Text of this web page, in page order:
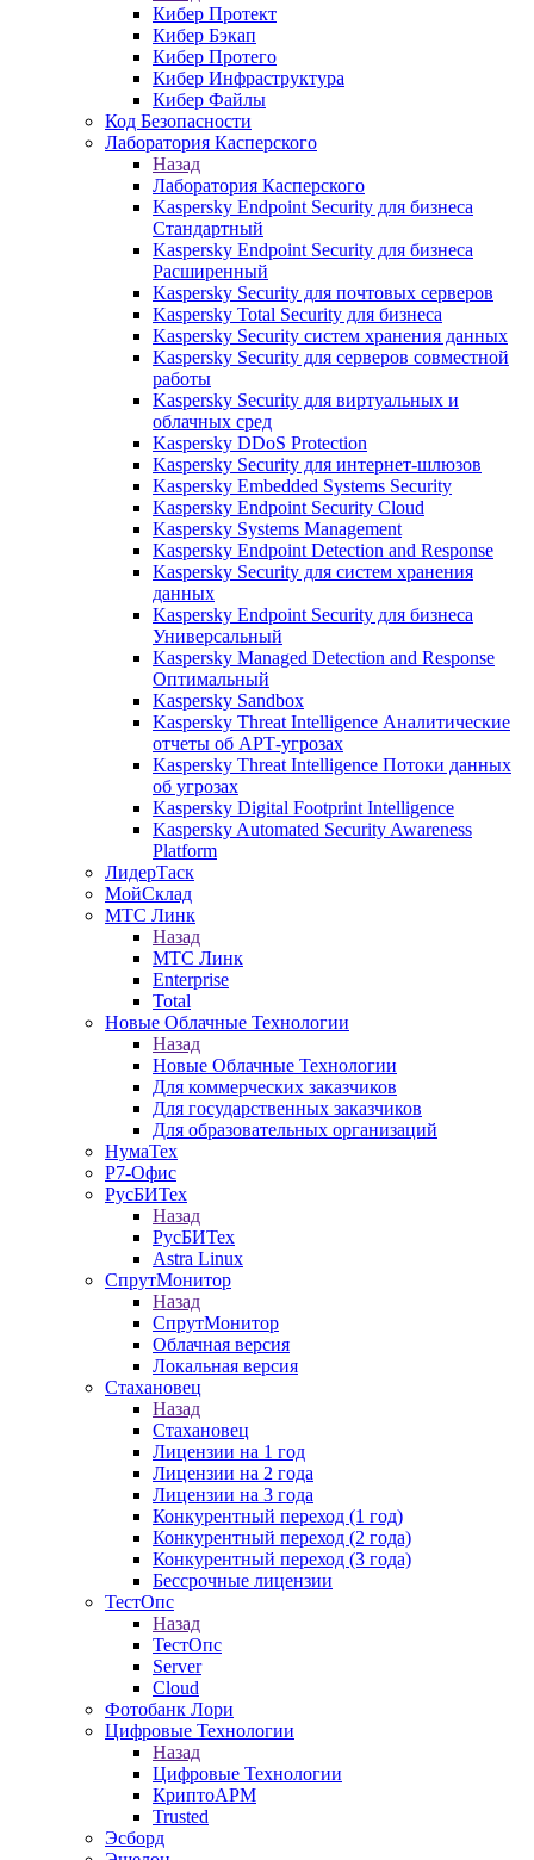
Кибер Протект
Кибер Бэкап
Кибер Протего
Кибер Инфраструктура
Кибер Файлы
Код Безопасности
Лаборатория Касперского
Назад
Лаборатория Касперского
Kaspersky Endpoint Security для бизнеса
Стандартный
Kaspersky Endpoint Security для бизнеса
Расширенный
Kaspersky Security для почтовых серверов
Kaspersky Total Security для бизнеса
Kaspersky Security систем хранения данных
Kaspersky Security для серверов совместной
работы
Kaspersky Security для виртуальных и
облачных сред
Kaspersky DDoS Protection
Kaspersky Security для интернет-шлюзов
Kaspersky Embedded Systems Security
Kaspersky Endpoint Security Cloud
Kaspersky Systems Management
Kaspersky Endpoint Detection and Response
Kaspersky Security для систем хранения
данных
Kaspersky Endpoint Security для бизнеса
Универсальный
Kaspersky Managed Detection and Response
Оптимальный
Kaspersky Sandbox
Kaspersky Threat Intelligence Аналитические
отчеты об АРТ-угрозах
Kaspersky Threat Intelligence Потоки данных
об угрозах
Kaspersky Digital Footprint Intelligence
Kaspersky Automated Security Awareness
Platform
ЛидерТаск
МойСклад
МТС Линк
Назад
МТС Линк
Enterprise
Total
Новые Облачные Технологии
Назад
Новые Облачные Технологии
Для коммерческих заказчиков
Для государственных заказчиков
Для образовательных организаций
НумаТех
Р7-Офис
РусБИТех
Назад
РусБИТех
Astra Linux
СпрутМонитор
Назад
СпрутМонитор
Облачная версия
Локальная версия
Стахановец
Назад
Стахановец
Лицензии на 1 год
Лицензии на 2 года
Лицензии на 3 года
Конкурентный переход (1 год)
Конкурентный переход (2 года)
Конкурентный переход (3 года)
Бессрочные лицензии
ТестОпс
Назад
ТестОпс
Server
Cloud
Фотобанк Лори
Цифровые Технологии
Назад
Цифровые Технологии
КриптоАРМ
Trusted
Эсборд